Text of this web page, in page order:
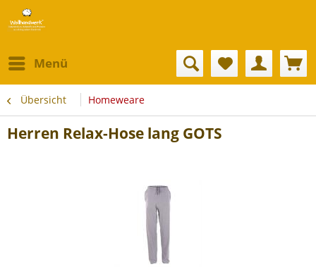
Menü
Übersicht Homeweare
Herren Relax-Hose lang GOTS